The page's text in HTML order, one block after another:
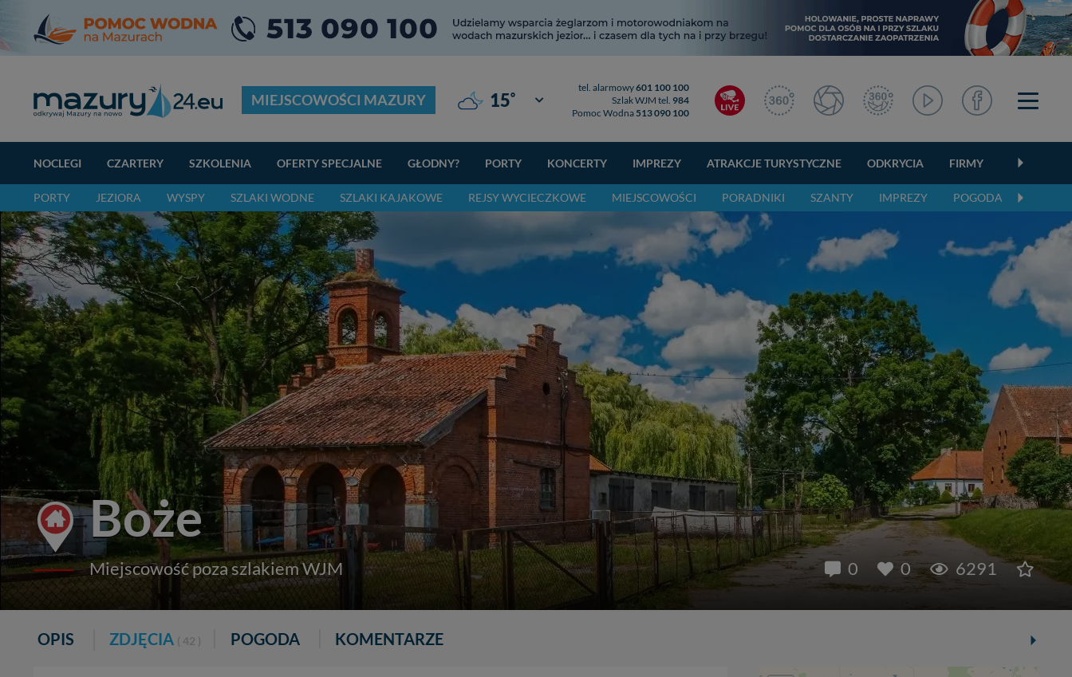
MIEJSCOWOŚCI MAZURY 15° Giżycko
tel. alarmowy601 100 100
Szlak WJM tel. 984
Pomoc Wodna 513 090 100
NOCLEGI CZARTERY SZKOLENIA OFERTY SPECJALNE GŁODNY? PORTY KONCERTY IMPREZY ATRAKCJE TURYSTYCZNE ODKRYCIA FIRMY
PORTY JEZIORA WYSPY SZLAKI WODNE SZLAKI KAJAKOWE REJSY WYCIECZKOWE MIEJSCOWOŚCI PORADNIKI SZANTY IMPREZY POGODA
Boże
Miejscowość poza szlakiem WJM 0 0 6291
OPIS ZDJĘCIA ( 42 ) POGODA KOMENTARZE